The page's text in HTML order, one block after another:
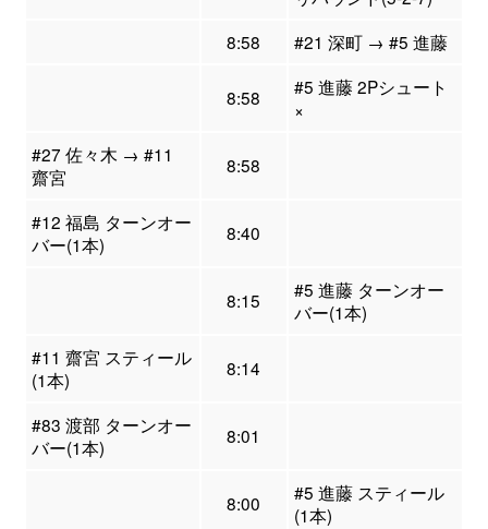
8:58
#21 深町 → #5 進藤
8:58
#5 進藤 2Pシュート
×
#27 佐々木 → #11
齋宮
8:58
#12 福島 ターンオー
バー(1本)
8:40
8:15
#5 進藤 ターンオー
バー(1本)
#11 齋宮 スティール
(1本)
8:14
#83 渡部 ターンオー
バー(1本)
8:01
8:00
#5 進藤 スティール
(1本)